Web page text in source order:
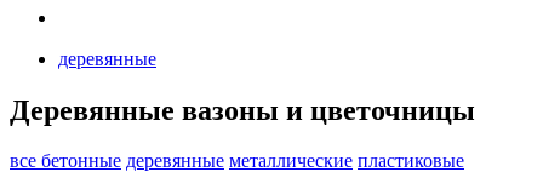
деревянные
Деревянные вазоны и цветочницы
все бетонные деревянные металлические пластиковые